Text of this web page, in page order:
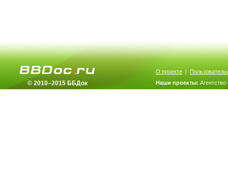
© 2010–2015 ББДок
О проекте |
Наши проекты: